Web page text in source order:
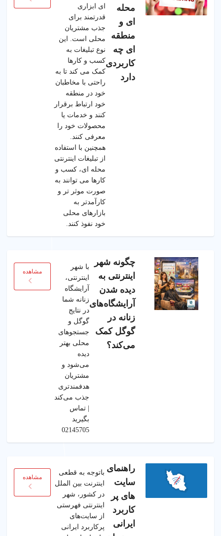
محله
ای و
منطقه
ای چه
کاربردی
دارد
ای ابزاری
قدرتمند برای
جذب مشتریان
محلی است. این
نوع تبلیغات به
کسب و کارها
کمک می کند تا به
راحتی با مخاطبان
خود در منطقه
خود ارتباط برقرار
کنند و خدمات یا
محصولات خود را
معرفی کنند.
همچنین با استفاده
از تبلیغات اینترنتی
محله ای، کسب و
کارها می توانند به
صورت موثر تر و
کارآمدتر به
بازارهای محلی
خود نفوذ کنند.
چگونه شهر
اینترنتی به
دیده شدن
آرایشگاه‌های
زنانه در
گوگل کمک
می‌کند؟
با شهر
اینترنتی،
آرایشگاه
زنانه شما
در نتایج
گوگل و
جستجوهای
محلی بهتر
دیده
می‌شود و
مشتریان
هدفمندتری
جذب می‌کند
| تماس
بگیرید
02145705
مشاهده
راهنمای
سایت
های پر
کاربرد
ایرانی
باتوجه به قطعی
اینترنت بین الملل
در کشور، شهر
اینترنتی فهرستی
از سایت‌های
پرکاربرد ایرانی
مشاهده